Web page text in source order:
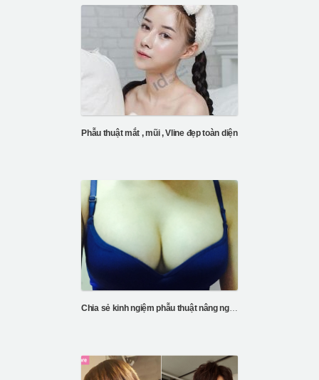
Phẫu thuật mắt , mũi , Vline đẹp toàn diện
Chia sẻ kinh ngiệm phẫu thuật nâng ngực tại bệnh vi